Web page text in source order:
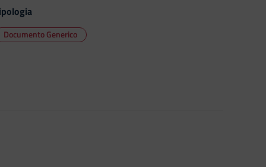
Documento Generico